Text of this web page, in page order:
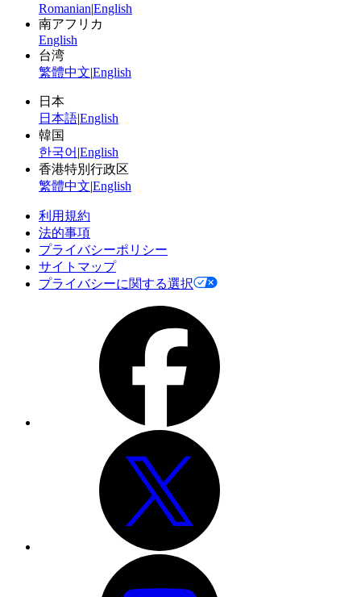
Romanian|English
南アフリカ
English
台湾
繁體中文|English
日本
日本語|English
韓国
한국어 |English
香港特別行政区
繁體中文|English
利用規約
法的事項
プライバシーポリシー
サイトマップ
プライバシーに関する選択